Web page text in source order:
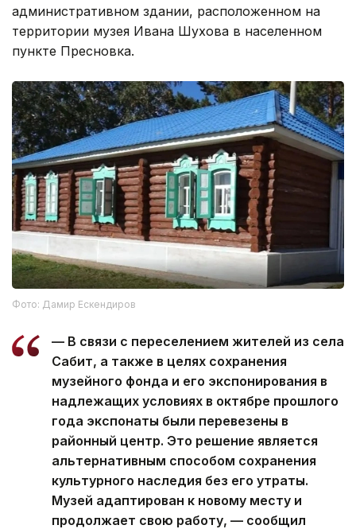
административном здании, расположенном на
территории музея Ивана Шухова в населенном
пункте Пресновка.
Фото: Дамир Ескендиров
— В связи с переселением жителей из села
Сабит, а также в целях сохранения
музейного фонда и его экспонирования в
надлежащих условиях в октябре прошлого
года экспонаты были перевезены в
районный центр. Это решение является
альтернативным способом сохранения
культурного наследия без его утраты.
Музей адаптирован к новому месту и
продолжает свою работу, — сообщил